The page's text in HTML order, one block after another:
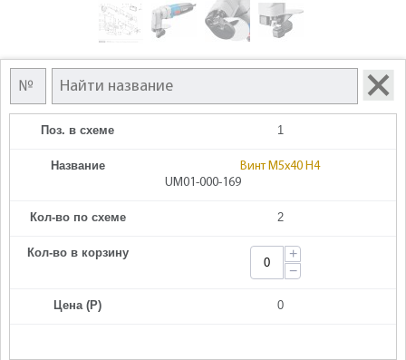
Поз. в схеме 1
Название
Винт M5х40 Н4
UM01-000-169
Кол-во по схеме 2
Кол-во в корзину
+
−
Цена (Р) 0